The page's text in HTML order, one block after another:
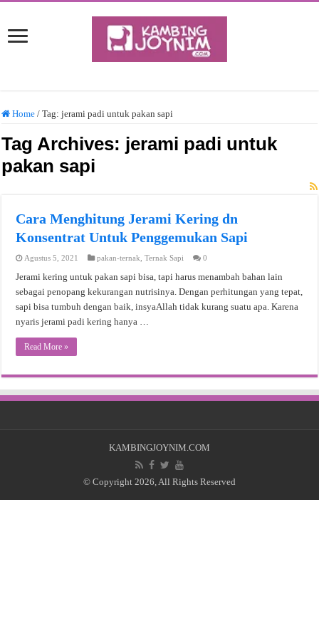
Home / Tag:jerami padi untuk pakan sapi
Tag Archives: jerami padi untuk
pakan sapi
Cara Menghitung Jerami Kering dn
Konsentrat Untuk Penggemukan Sapi
Agustus 5, 2021 pakan-ternak ,Ternak Sapi 0
Jerami kering untuk pakan sapi bisa, tapi harus menambah bahan lain
sebagai penopang kekurangan nutrisinya. Dengan perhitungan yang tepat,
sapi bisa tumbuh dengan baik, insyaAllah tidak kurang suatu apa. Karena
nyaris jerami padi kering hanya …
Read More »
KAMBINGJOYNIM.COM
© Copyright 2026, All Rights Reserved